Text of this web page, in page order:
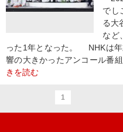
でし
る大
など
った1年となった。 NHKは年
響の大きかったアンコール番
きを読む
1